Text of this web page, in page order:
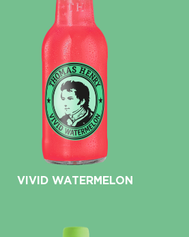
VIVID WATERMELON